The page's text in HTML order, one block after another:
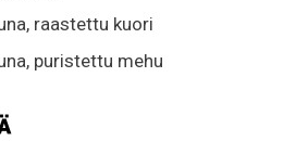
raastettu kuori
puristettu mehu